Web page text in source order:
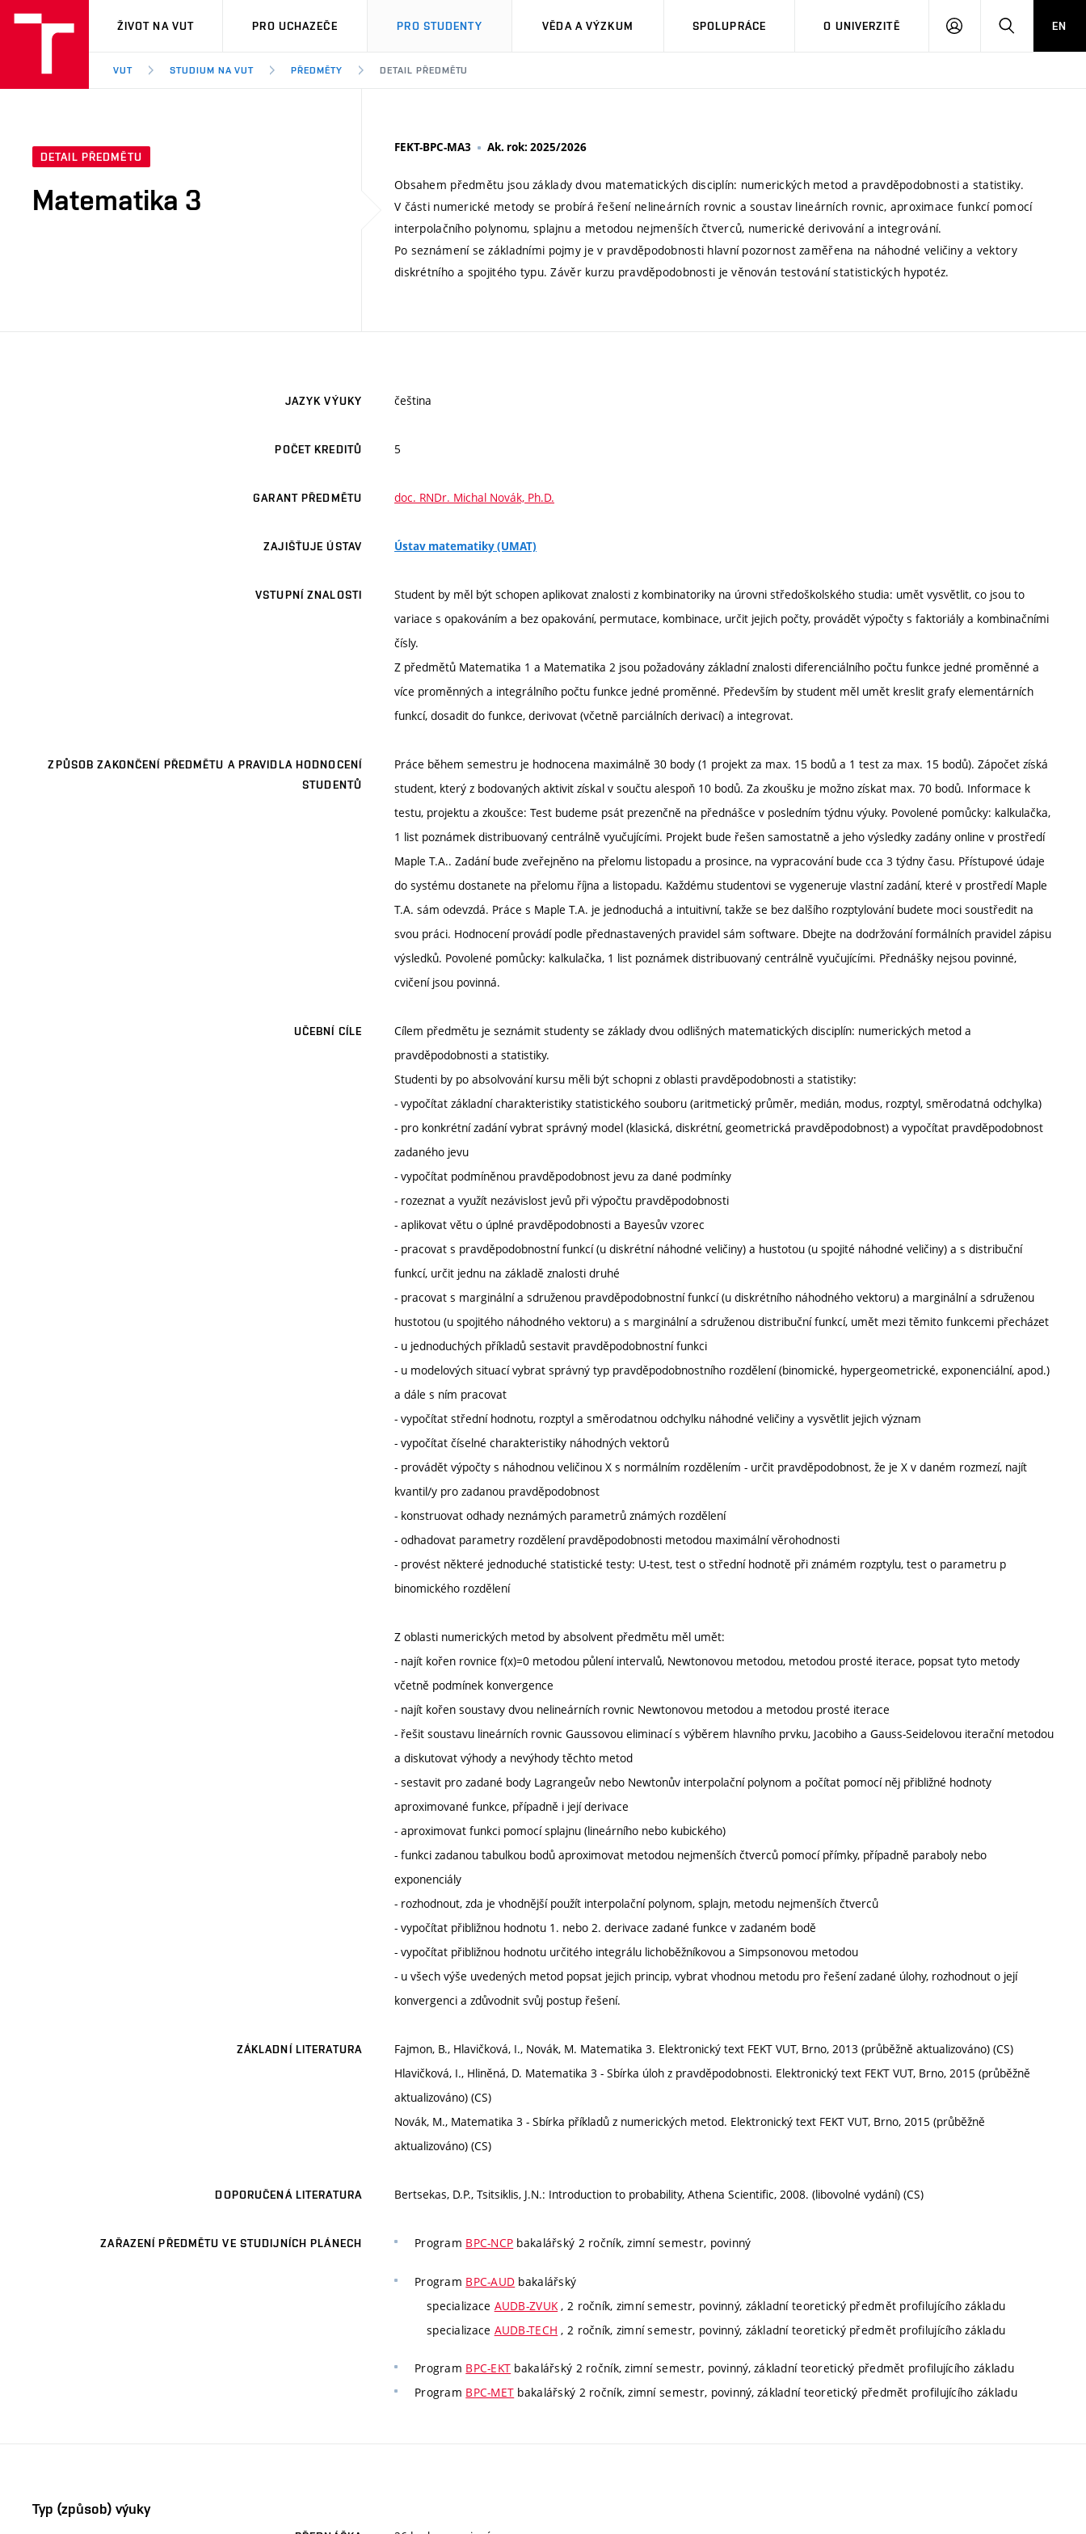
VUT
ŽIVOT NA VUT PRO UCHAZEČE PRO STUDENTY VĚDA A VÝZKUM SPOLUPRÁCE O UNIVERZITĚ
PŘIHLÁSIT HLEDATEN
VUT STUDIUM NA VUT PŘEDMĚTY DETAIL PŘEDMĚTU
DETAIL PŘEDMĚTU
Matematika 3
FEKT-BPC-MA3 Ak. rok: 2025/2026
Obsahem předmětu jsou základy dvou matematických disciplín: numerických metod a pravděpodobnosti a statistiky.
V části numerické metody se probírá řešení nelineárních rovnic a soustav lineárních rovnic, aproximace funkcí pomocí
interpolačního polynomu, splajnu a metodou nejmenších čtverců, numerické derivování a integrování.
Po seznámení se základními pojmy je v pravděpodobnosti hlavní pozornost zaměřena na náhodné veličiny a vektory
diskrétního a spojitého typu. Závěr kurzu pravděpodobnosti je věnován testování statistických hypotéz.
JAZYK VÝUKY čeština
POČET KREDITŮ 5
GARANT PŘEDMĚTU doc. RNDr. Michal Novák, Ph.D.
ZAJIŠŤUJE ÚSTAV Ústav matematiky (UMAT)
VSTUPNÍ ZNALOSTI
Student by měl být schopen aplikovat znalosti z kombinatoriky na úrovni středoškolského studia: umět vysvětlit, co jsou to
variace s opakováním a bez opakování, permutace, kombinace, určit jejich počty, provádět výpočty s faktoriály a kombinačními
čísly.
Z předmětů Matematika 1 a Matematika 2 jsou požadovány základní znalosti diferenciálního počtu funkce jedné proměnné a
více proměnných a integrálního počtu funkce jedné proměnné. Především by student měl umět kreslit grafy elementárních
funkcí, dosadit do funkce, derivovat (včetně parciálních derivací) a integrovat.
ZPŮSOB ZAKONČENÍ PŘEDMĚTU A PRAVIDLA HODNOCENÍ
STUDENTŮ
Práce během semestru je hodnocena maximálně 30 body (1 projekt za max. 15 bodů a 1 test za max. 15 bodů). Zápočet získá
student, který z bodovaných aktivit získal v součtu alespoň 10 bodů. Za zkoušku je možno získat max. 70 bodů. Informace k
testu, projektu a zkoušce: Test budeme psát prezenčně na přednášce v posledním týdnu výuky. Povolené pomůcky: kalkulačka,
1 list poznámek distribuovaný centrálně vyučujícími. Projekt bude řešen samostatně a jeho výsledky zadány online v prostředí
Maple T.A.. Zadání bude zveřejněno na přelomu listopadu a prosince, na vypracování bude cca 3 týdny času. Přístupové údaje
do systému dostanete na přelomu října a listopadu. Každému studentovi se vygeneruje vlastní zadání, které v prostředí Maple
T.A. sám odevzdá. Práce s Maple T.A. je jednoduchá a intuitivní, takže se bez dalšího rozptylování budete moci soustředit na
svou práci. Hodnocení provádí podle přednastavených pravidel sám software. Dbejte na dodržování formálních pravidel zápisu
výsledků. Povolené pomůcky: kalkulačka, 1 list poznámek distribuovaný centrálně vyučujícími. Přednášky nejsou povinné,
cvičení jsou povinná.
UČEBNÍ CÍLE
Cílem předmětu je seznámit studenty se základy dvou odlišných matematických disciplín: numerických metod a
pravděpodobnosti a statistiky.
Studenti by po absolvování kursu měli být schopni z oblasti pravděpodobnosti a statistiky:
- vypočítat základní charakteristiky statistického souboru (aritmetický průměr, medián, modus, rozptyl, směrodatná odchylka)
- pro konkrétní zadání vybrat správný model (klasická, diskrétní, geometrická pravděpodobnost) a vypočítat pravděpodobnost
zadaného jevu
- vypočítat podmíněnou pravděpodobnost jevu za dané podmínky
- rozeznat a využít nezávislost jevů při výpočtu pravděpodobnosti
- aplikovat větu o úplné pravděpodobnosti a Bayesův vzorec
- pracovat s pravděpodobnostní funkcí (u diskrétní náhodné veličiny) a hustotou (u spojité náhodné veličiny) a s distribuční
funkcí, určit jednu na základě znalosti druhé
- pracovat s marginální a sdruženou pravděpodobnostní funkcí (u diskrétního náhodného vektoru) a marginální a sdruženou
hustotou (u spojitého náhodného vektoru) a s marginální a sdruženou distribuční funkcí, umět mezi těmito funkcemi přecházet
- u jednoduchých příkladů sestavit pravděpodobnostní funkci
- u modelových situací vybrat správný typ pravděpodobnostního rozdělení (binomické, hypergeometrické, exponenciální, apod.)
a dále s ním pracovat
- vypočítat střední hodnotu, rozptyl a směrodatnou odchylku náhodné veličiny a vysvětlit jejich význam
- vypočítat číselné charakteristiky náhodných vektorů
- provádět výpočty s náhodnou veličinou X s normálním rozdělením - určit pravděpodobnost, že je X v daném rozmezí, najít
kvantil/y pro zadanou pravděpodobnost
- konstruovat odhady neznámých parametrů známých rozdělení
- odhadovat parametry rozdělení pravděpodobnosti metodou maximální věrohodnosti
- provést některé jednoduché statistické testy: U-test, test o střední hodnotě při známém rozptylu, test o parametru p
binomického rozdělení
Z oblasti numerických metod by absolvent předmětu měl umět:
- najít kořen rovnice f(x)=0 metodou půlení intervalů, Newtonovou metodou, metodou prosté iterace, popsat tyto metody
včetně podmínek konvergence
- najít kořen soustavy dvou nelineárních rovnic Newtonovou metodou a metodou prosté iterace
- řešit soustavu lineárních rovnic Gaussovou eliminací s výběrem hlavního prvku, Jacobiho a Gauss-Seidelovou iterační metodou
a diskutovat výhody a nevýhody těchto metod
- sestavit pro zadané body Lagrangeův nebo Newtonův interpolační polynom a počítat pomocí něj přibližné hodnoty
aproximované funkce, případně i její derivace
- aproximovat funkci pomocí splajnu (lineárního nebo kubického)
- funkci zadanou tabulkou bodů aproximovat metodou nejmenších čtverců pomocí přímky, případně paraboly nebo
exponenciály
- rozhodnout, zda je vhodnější použít interpolační polynom, splajn, metodu nejmenších čtverců
- vypočítat přibližnou hodnotu 1. nebo 2. derivace zadané funkce v zadaném bodě
- vypočítat přibližnou hodnotu určitého integrálu lichoběžníkovou a Simpsonovou metodou
- u všech výše uvedených metod popsat jejich princip, vybrat vhodnou metodu pro řešení zadané úlohy, rozhodnout o její
konvergenci a zdůvodnit svůj postup řešení.
ZÁKLADNÍ LITERATURA
Fajmon, B., Hlavičková, I., Novák, M. Matematika 3. Elektronický text FEKT VUT, Brno, 2013 (průběžně aktualizováno) (CS)
Hlavičková, I., Hliněná, D. Matematika 3 - Sbírka úloh z pravděpodobnosti. Elektronický text FEKT VUT, Brno, 2015 (průběžně
aktualizováno) (CS)
Novák, M., Matematika 3 - Sbírka příkladů z numerických metod. Elektronický text FEKT VUT, Brno, 2015 (průběžně
aktualizováno) (CS)
DOPORUČENÁ LITERATURA Bertsekas, D.P., Tsitsiklis, J.N.: Introduction to probability, Athena Scientific, 2008. (libovolné vydání) (CS)
ZAŘAZENÍ PŘEDMĚTU VE STUDIJNÍCH PLÁNECH Program BPC-NCP bakalářský 2 ročník, zimní semestr, povinný
Program BPC-AUD bakalářský
specializace AUDB-ZVUK , 2 ročník, zimní semestr, povinný, základní teoretický předmět profilujícího základu
specializace AUDB-TECH , 2 ročník, zimní semestr, povinný, základní teoretický předmět profilujícího základu
Program BPC-EKT bakalářský 2 ročník, zimní semestr, povinný, základní teoretický předmět profilujícího základu
Program BPC-MET bakalářský 2 ročník, zimní semestr, povinný, základní teoretický předmět profilujícího základu
Typ (způsob) výuky